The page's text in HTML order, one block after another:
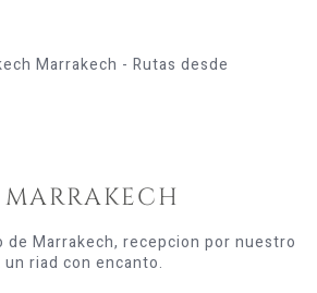
de Marrakech, recepcion por nuestro
riad con encanto.